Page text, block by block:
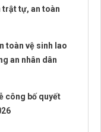
trật tự, an toàn
toàn vệ sinh lao
an nhân dân
công bố quyết